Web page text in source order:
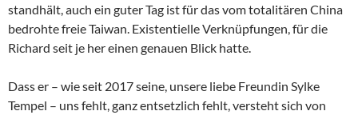
standhält, auch ein guter Tag ist für das vom totalitären China
bedrohte freie Taiwan. Existentielle Verknüpfungen, für die
Richard seit je her einen genauen Blick hatte.
Dass er – wie seit 2017 seine, unsere liebe Freundin Sylke
Tempel – uns fehlt, ganz entsetzlich fehlt, versteht sich von